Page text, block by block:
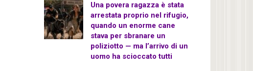
Una povera ragazza è stata
arrestata proprio nel rifugio,
quando un enorme cane
stava per sbranare un
poliziotto — ma l’arrivo di un
uomo ha scioccato tutti